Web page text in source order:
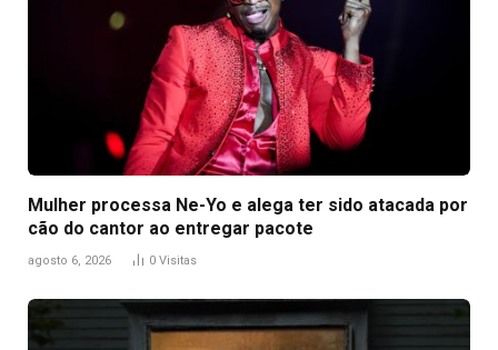
Mulher processa Ne-Yo e alega ter sido atacada por
cão do cantor ao entregar pacote
agosto 6, 2026 0 Visitas